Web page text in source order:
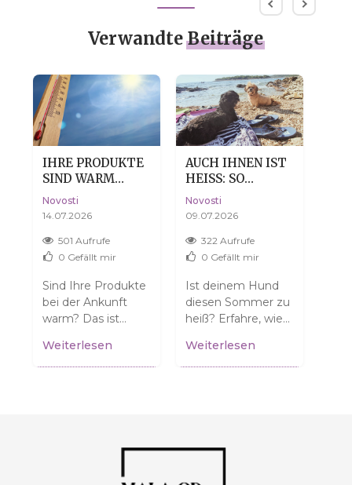
VerwandteBeiträge
IHRE PRODUKTE
SIND WARM
ANGEKOMMEN?
KEINE SORGE,
NORMAL.
Novosti
14.07.2026
501 Aufrufe
0 Gefällt mir
Sind Ihre Produkte
bei der Ankunft
warm? Das ist
bedeutet NICHT,
dass sie beschädigt
Weiterlesen
AUCH IHNEN IST
HEISS: SO H
ILFST DU D
EINEM HUND, D
HNE DRAMA ZU Ü
BERSTEHEN
Novosti
09.07.2026
322 Aufrufe
0 Gefällt mir
Ist deinem Hund
diesen Sommer zu
heiß? Erfahre, wie
kannst! Tipps für
sichere
Weiterlesen